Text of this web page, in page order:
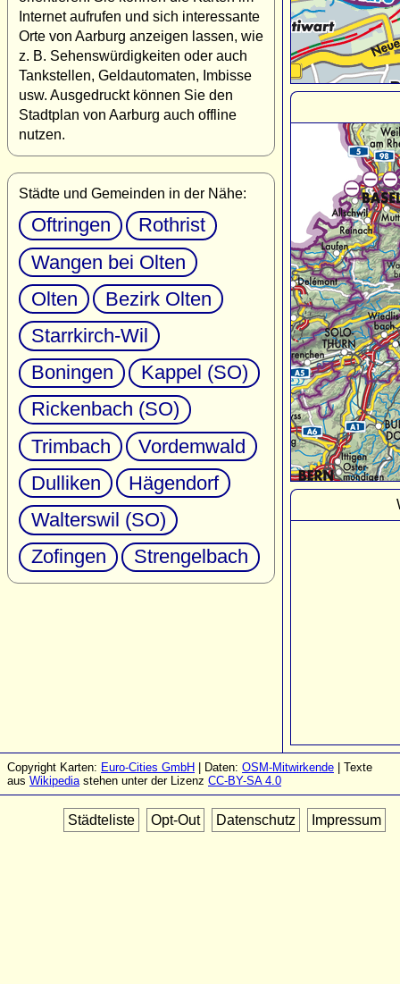
Internet aufrufen und sich interessante
Orte von Aarburg anzeigen lassen, wie
z. B. Sehenswürdigkeiten oder auch
Tankstellen, Geldautomaten, Imbisse
usw. Ausgedruckt können Sie den
Stadtplan von Aarburg auch offline
nutzen.
Städte und Gemeinden in der Nähe:
Oftringen
Rothrist
Wangen bei Olten
Olten
Bezirk Olten
Starrkirch-Wil
Boningen
Kappel (SO)
Rickenbach (SO)
Trimbach
Vordemwald
Dulliken
Hägendorf
Walterswil (SO)
Zofingen
Strengelbach
Copyright Karten: Euro-Cities GmbH | Daten: OSM-Mitwirkende | Texte
aus Wikipediastehen unter der Lizenz CC-BY-SA 4.0
Städteliste Opt-Out Datenschutz Impressum